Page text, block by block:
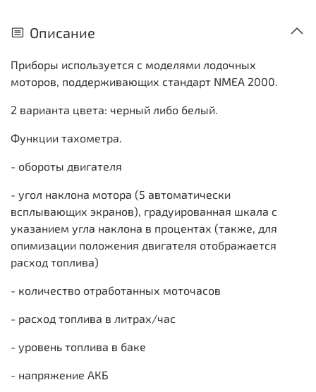
Описание
Приборы используется с моделями лодочных
моторов, поддерживающих стандарт NMEA 2000.
2 варианта цвета: черный либо белый.
Функции тахометра.
- обороты двигателя
- угол наклона мотора (5 автоматически
всплывающих экранов), градуированная шкала с
указанием угла наклона в процентах (также, для
опимизации положения двигателя отображается
расход топлива)
- количество отработанных моточасов
- расход топлива в литрах/час
- уровень топлива в баке
- напряжение АКБ